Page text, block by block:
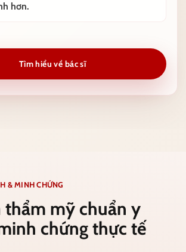
hơn.
Tìm hiểu về bác sĩ
& MINH CHỨNG
mỹ chuẩn y
chứng thực tế